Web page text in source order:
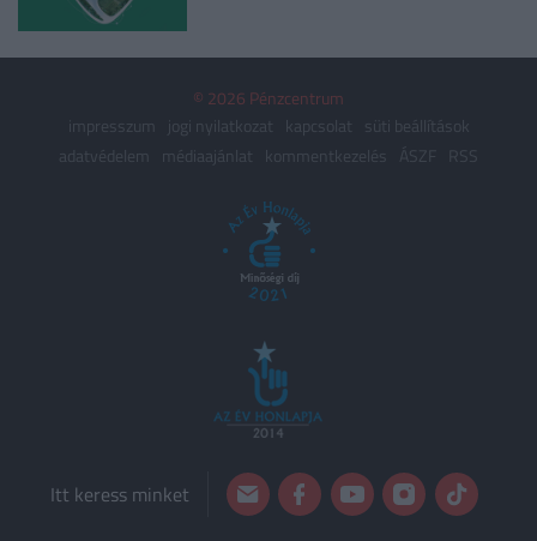
© 2026 Pénzcentrum
impresszum
jogi nyilatkozat kapcsolat
süti beállítások
adatvédelem
médiaajánlat kommentkezelés ÁSZF RSS
Itt keress minket